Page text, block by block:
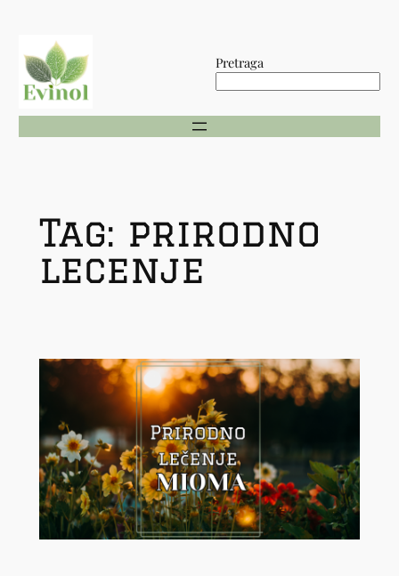
content
Pretraga
Tag: prirodno
lecenje